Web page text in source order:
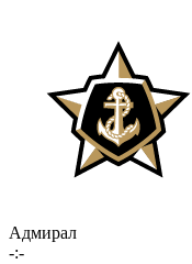
Адмирал
-:-